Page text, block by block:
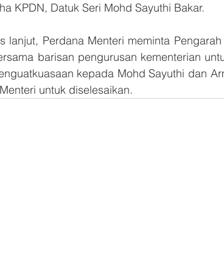
KPDN, Datuk Seri Mohd Sayuthi Bakar.
lanjut, Perdana Menteri meminta
barisan pengurusan kementerian
kepada Mohd Sayuthi dan
untuk diselesaikan.